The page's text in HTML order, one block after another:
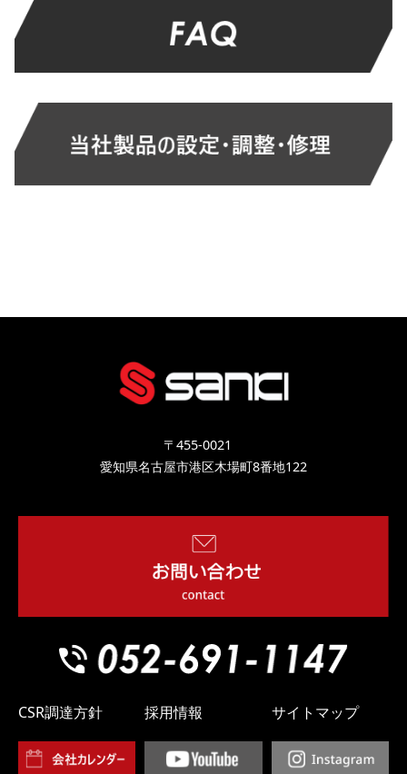
〒455-0021
愛知県名古屋市港区木場町8番地122
CSR調達方針 採用情報 サイトマップ